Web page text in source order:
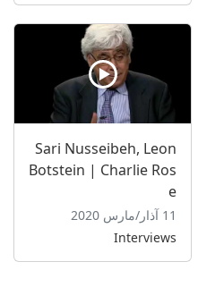
Sari Nusseibeh, Leon
Botstein | Charlie Ros
e
11 آذار/مارس 2020
Interviews